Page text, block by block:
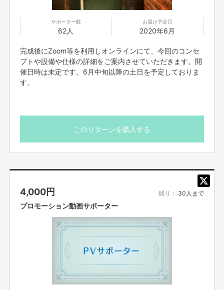
っかけになれたら幸いです。みなさん、ぜひ大阪に遊びに来てください！！
【所在地】
お取引において開示要求があった場合速やかにお答えさせて頂きます。
お問い合わせは下記のURLのメッセージからご連絡ください。
https://cf.fany.lol/users/message/view/6274
サポーター数
62人
お届け予定日
2020年6月
完成後にZoom等を利用しオンラインにて、今回のコンセ
プトや設備や仕様の詳細をご案内させていただきます。開
催日時は未定です。6月中旬以降の土日を予定しておりま
す。
このリターンを購入する
4,000円 残り： 30人まで
プロモーション動画サポーター